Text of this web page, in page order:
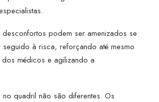
podem ser amenizados se
seguido à risca, reforçando até mesmo
médicos e agilizando a
no quadril não são diferentes. Os